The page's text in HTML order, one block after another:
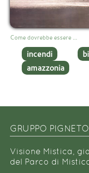
Come dovrebbe essere ...
incendi
amazzonia
GRUPPO
Visione Mistica,
del Parco di